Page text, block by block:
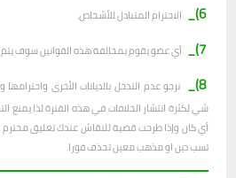
6)_ الاحترام المتبادل للأشخاص.
7)_ أي عضو يقوم بمخالفة هذه القوانين سوف يتم
8)_
نرجو عدم التدخل بالديانات الأخرى
شي لكثرة انتشار الخلافات في هذه الفترة لذا يمنع
أي كان وإذا طرحت قضية للنقاش عندك تعليق
تسب دين او مذهب معين تحذف فورا.